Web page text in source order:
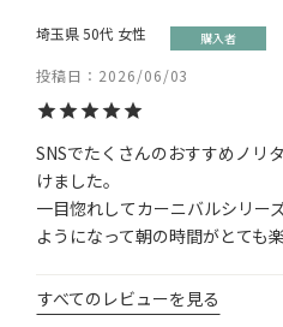
購入者
埼玉県50代 女性
投稿日 2026/06/03
SNSでたくさんのおすすめノリ
けました。
一目惚れしてカーニバルシリー
すべてのレビューを見る